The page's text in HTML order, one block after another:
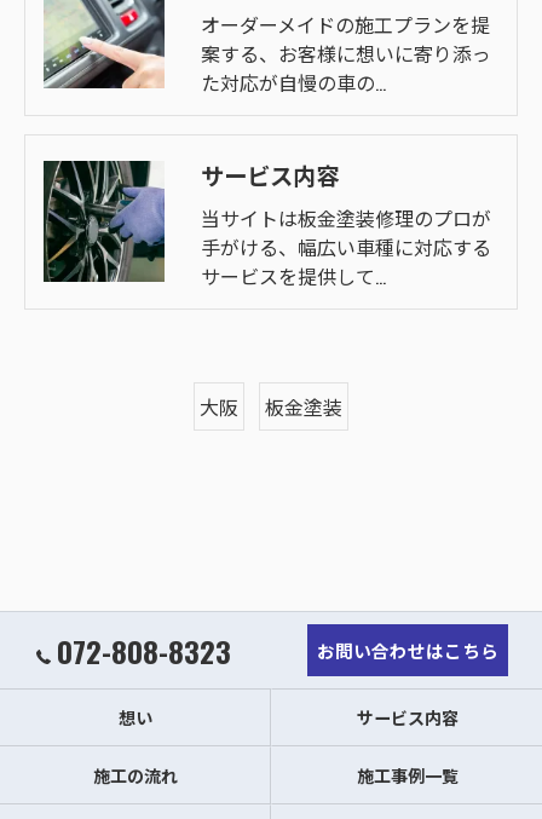
オーダーメイドの施工プランを提
案する、お客様に想いに寄り添っ
た対応が自慢の車の…
サービス内容
当サイトは板金塗装修理のプロが
手がける、幅広い車種に対応する
サービスを提供して…
大阪 板金塗装
072-808-8323 お問い合わせはこちら
想い サービス内容
施工の流れ 施工事例一覧